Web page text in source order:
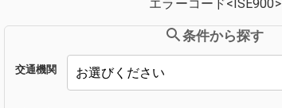
エラーコード<ISE900>
条件から探す
交通機関